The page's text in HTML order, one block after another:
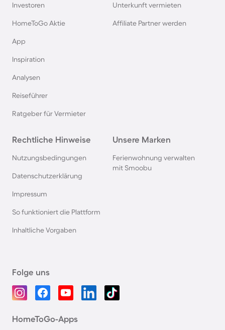
Investoren
HomeToGo Aktie
App
Inspiration
Analysen
Reiseführer
Ratgeber für Vermieter
Unterkunft vermieten
Affiliate Partner werden
Rechtliche Hinweise
Nutzungsbedingungen
Datenschutzerklärung
Impressum
So funktioniert die Plattform
Inhaltliche Vorgaben
Unsere Marken
Ferienwohnung verwalten
mit Smoobu
Folge uns
HomeToGo-Apps